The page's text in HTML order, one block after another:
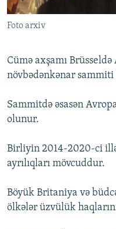
KARIKATURA
İSLAM VƏ DEMOKRATIYA
İZ - MƏDƏNIYYƏT PROQRAMI
PEŞƏ ETIKASI VƏ
MATERIALLARIMIZDAN
BIZIMLƏ ƏLAQƏ
Foto arxiv
Cümə axşamı
növbədənkənar sammiti
Sammitdə əsasən
olunur.
Birliyin 2014-2020-ci
ayrılıqları mövcuddur.
Böyük Britaniya və
ölkələr üzvülük